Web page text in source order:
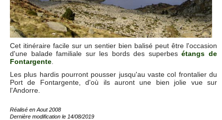
Cet itinéraire facile sur un sentier bien balisé peut être l'occasion
d'une balade familiale sur les bords des superbesétangs de
Fontargente
Les plus hardis pourront pousser jusqu'au vaste col frontalier du
Port de Fontargente, d'où ils auront une bien jolie vue sur
l'Andorre.
Réalisé en Aout 2008
Dernière modification le 14/08/2019